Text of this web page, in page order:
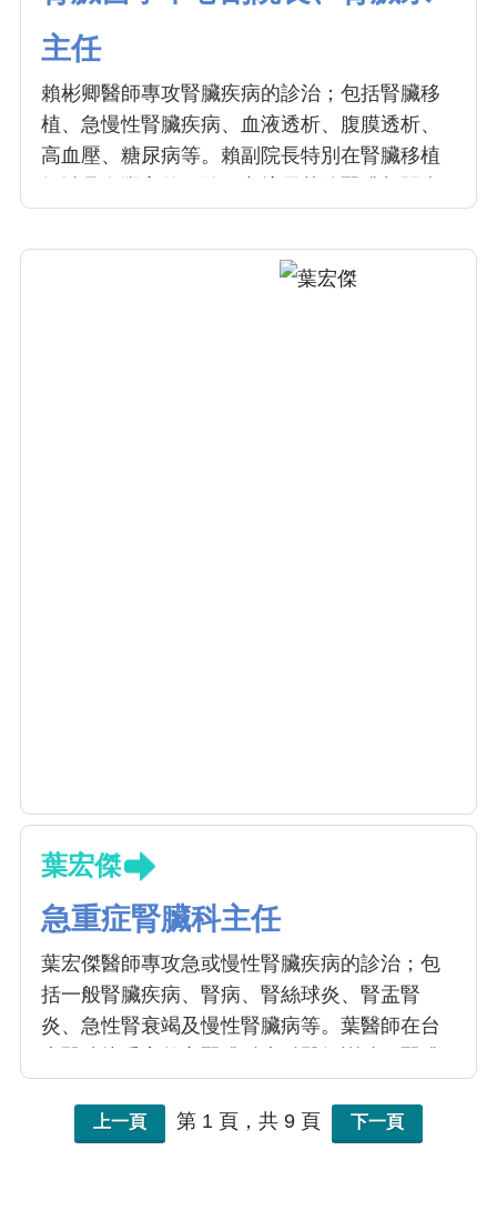
主任
賴彬卿醫師專攻腎臟疾病的診治；包括腎臟移
植、急慢性腎臟疾病、血液透析、腹膜透析、
高血壓、糖尿病等。賴副院長特別在腎臟移植
常、水腫、伴隨高血壓等症狀表現；而慢性腎
功能衰竭（簡稱慢性腎衰）的病人必須考慮接
葉宏傑
急重症腎臟科主任
葉宏傑醫師專攻急或慢性腎臟疾病的診治；包
括一般腎臟疾病、腎病、腎絲球炎、腎盂腎
炎、急性腎衰竭及慢性腎臟病等。葉醫師在台
腫、伴隨高血壓等症狀表現；而慢性腎功能衰
竭（簡稱慢性腎衰）的病人必須考慮接受透析
上一頁 第 1 頁，共 9 頁 下一頁